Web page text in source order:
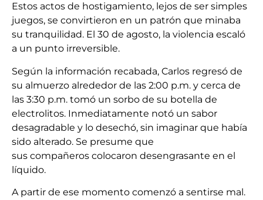
Estos actos de hostigamiento, lejos de ser simples
juegos, se convirtieron en un patrón que minaba
su tranquilidad. El 30 de agosto, la violencia escaló
a un punto irreversible.
Según la información recabada, Carlos regresó de
su almuerzo alrededor de las 2:00 p.m. y cerca de
las 3:30 p.m. tomó un sorbo de su botella de
electrolitos. Inmediatamente notó un sabor
desagradable y lo desechó, sin imaginar que había
sido alterado. Se presume que
sus compañeros colocaron desengrasante en el
líquido.
A partir de ese momento comenzó a sentirse mal.